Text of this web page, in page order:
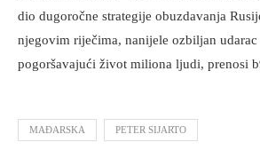
dio dugoročne strategije obuzdavanja
njegovim riječima, nanijele ozbiljan
pogoršavajući život miliona ljudi, prenosi
MAĐARSKA PETER SIJARTO